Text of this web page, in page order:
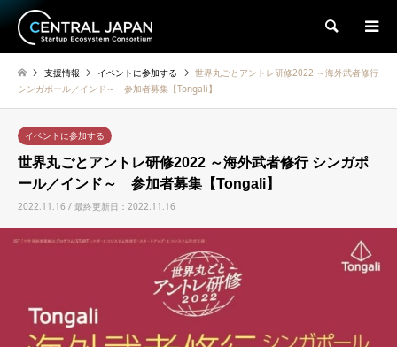
検索
支援情報 イベントに参加する
世界丸ごとアントレ研修2022 ～海外武者修行
シンガポール／インド～ 参加者募集【Tongali】
イベントに参加する
世界丸ごとアントレ研修2022 ～海外武者修行 シンガポ
ール／インド～ 参加者募集【Tongali】
2022.11.16 / 最終更新日：2022.11.16